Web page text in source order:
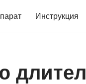
Инструкция